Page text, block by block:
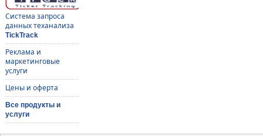
Система запроса
данных теханализа
TickTrack
Реклама и
маркетинговые
услуги
Цены и оферта
Все продукты и
услуги